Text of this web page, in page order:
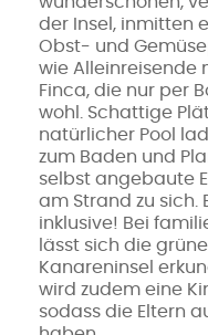
der Insel, inmitten
Obst- und
wie Alleinreisende
Finca, die nur per
wohl. Schattige
natürlicher Pool
zum Baden und
selbst angebaute
am Strand zu sich.
inklusive! Bei
lässt sich die
Kanareninsel
wird zudem eine
sodass die Eltern